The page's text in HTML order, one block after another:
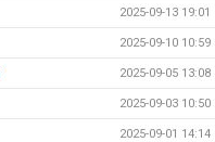
2025-09-13 19:01
2025-09-10 10:59
2025-09-05 13:08
2025-09-03 10:50
2025-09-01 14:14